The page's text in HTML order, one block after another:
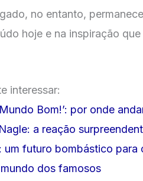
no entanto,
hoje e na inspiração
interessar:
Bom!’: por onde
a reação
um futuro bombástico para
dos famosos